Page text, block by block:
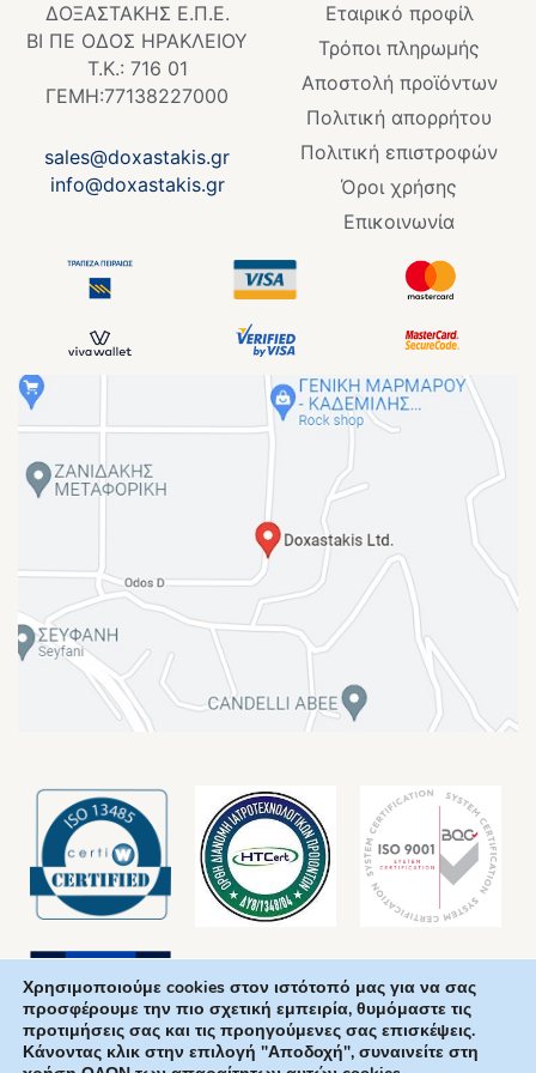
ΔΟΞΑΣΤΑΚΗΣ Ε.Π.Ε.
ΒΙ ΠΕ ΟΔΟΣ ΗΡΑΚΛΕΙΟΥ
Τ.Κ.: 716 01
ΓΕΜΗ:77138227000
sales@doxastakis.gr
info@doxastakis.gr
Εταιρικό προφίλ
Τρόποι πληρωμής
Αποστολή προϊόντων
Πολιτική απορρήτου
Πολιτική επιστροφών
Όροι χρήσης
Επικοινωνία
Χρησιμοποιούμε cookies στον ιστότοπό μας για να σας
προσφέρουμε την πιο σχετική εμπειρία, θυμόμαστε τις
προτιμήσεις σας και τις προηγούμενες σας επισκέψεις.
Κάνοντας κλικ στην επιλογή "Αποδοχή", συναινείτε στη